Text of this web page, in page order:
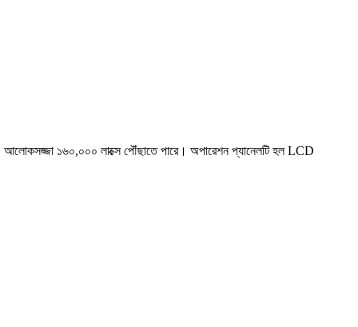
১৬০,০০০ লাক্সে পৌঁছাতে পারে। অপারেশন প্যানেলটি হল LCD